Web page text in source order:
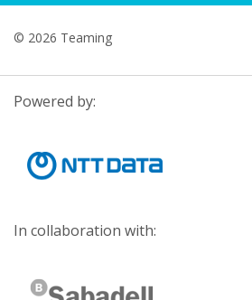
© 2026 Teaming
Powered by:
In collaboration with: